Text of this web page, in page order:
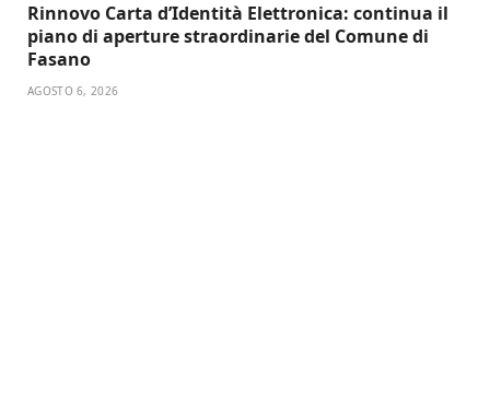
Rinnovo Carta d’Identità Elettronica: continua il
piano di aperture straordinarie del Comune di
Fasano
AGOSTO 6, 2026